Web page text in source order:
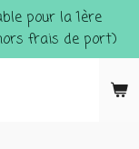
pour la 1ère
frais de port)